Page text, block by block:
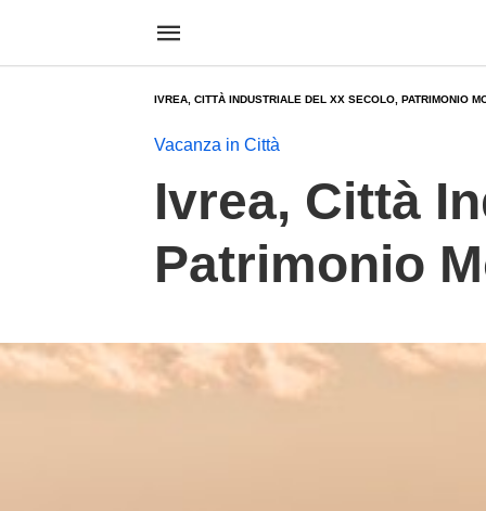
IVREA, CITTÀ INDUSTRIALE DEL XX SECOLO, PATRIMONIO
Vacanza in Città
Ivrea, Città
Patrimonio